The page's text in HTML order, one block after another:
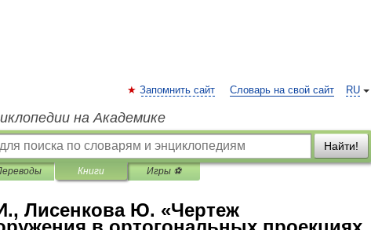
RU
Запомнить сайт Словарь на свой сайт
на Академике
Найти!
Книги Игры ⚽
Лисенкова Ю. «Чертеж